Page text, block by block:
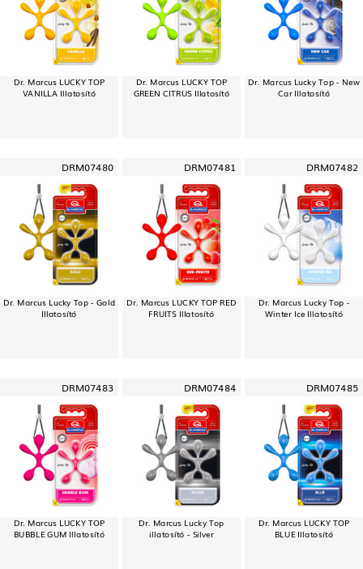
Dr. Marcus LUCKY TOP
VANILLA Illatosító
Dr. Marcus LUCKY TOP
GREEN CITRUS Illatosító
Dr. Marcus Lucky Top - New
Car Illatosító
DRM07480
Dr. Marcus Lucky Top - Gold
Illatosító
DRM07481
Dr. Marcus LUCKY TOP RED
FRUITS Illatosító
DRM07482
Dr. Marcus Lucky Top -
Winter Ice Illatosító
DRM07483
Dr. Marcus LUCKY TOP
BUBBLE GUM Illatosító
DRM07484
Dr. Marcus Lucky Top
illatosító - Silver
DRM07485
Dr. Marcus LUCKY TOP
BLUE Illatosító